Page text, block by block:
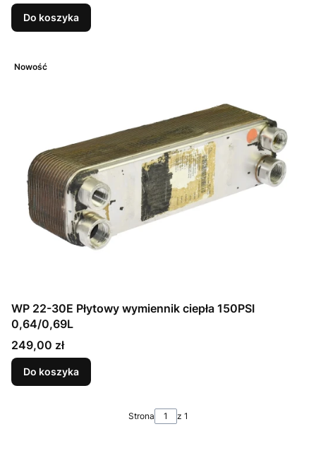
Do koszyka
Nowość
WP 22-30E Płytowy wymiennik ciepła 150PSI
0,64/0,69L
Cena
249,00 zł
Do koszyka
Strona z 1